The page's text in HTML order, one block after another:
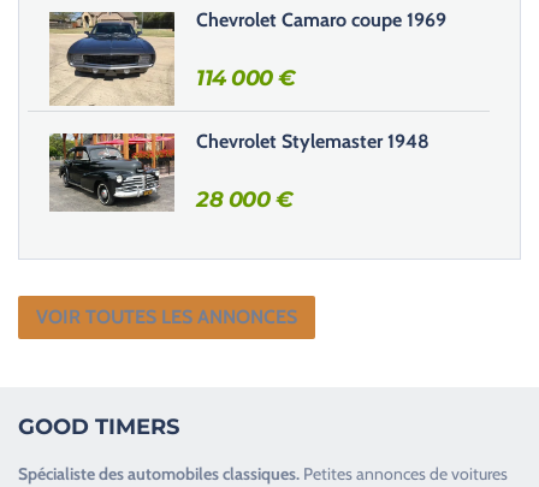
e
.
Chevrolet Camaro coupe 1969
114 000€
Chevrolet Stylemaster 1948
28 000€
VOIR TOUTES LES ANNONCES
GOOD TIMERS
Spécialiste desautomobiles classiques. Petites annonces devoitures